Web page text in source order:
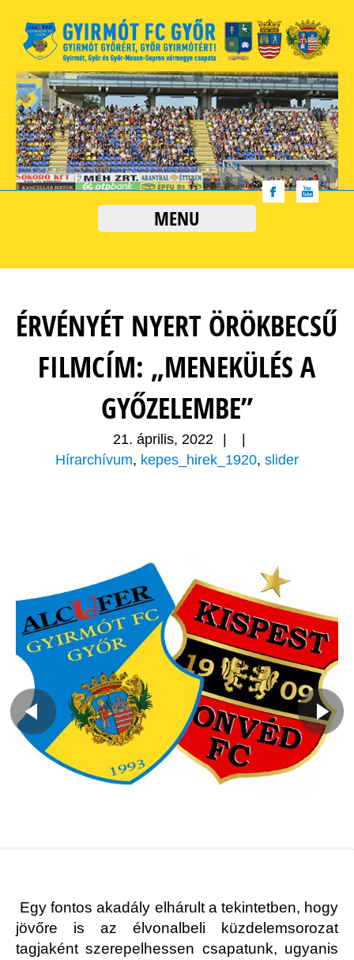
MENU
ÉRVÉNYÉT NYERT ÖRÖKBECSŰ
FILMCÍM: „MENEKÜLÉS A
GYŐZELEMBE”
21. április, 2022
Hírarchívum, kepes_hirek_1920, slider
Egy fontos akadály elhárult a tekintetben, hogy
jövőre is az élvonalbeli küzdelemsorozat
tagjaként szerepelhessen csapatunk, ugyanis